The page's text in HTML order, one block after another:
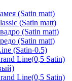
(Satin matt)
(Satin matt)
(Satin matt)
(Satin matt)
(Satin-0.5)
Line(0,5 Satin)
Line(0,5 Satin)